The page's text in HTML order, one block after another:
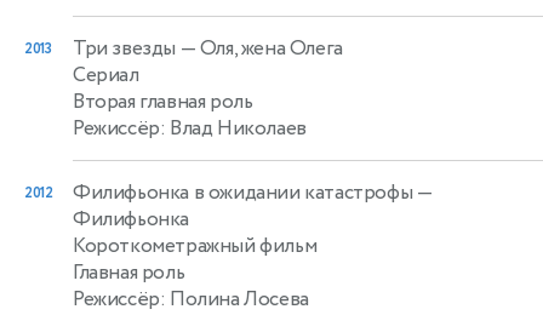
2013 Три звезды — Оля, жена Олега
Сериал
Вторая главная роль
Режиссёр: Влад Николаев
2012 Филифьонка в ожидании катастрофы —
Филифьонка
Короткометражный фильм
Главная роль
Режиссёр: Полина Лосева